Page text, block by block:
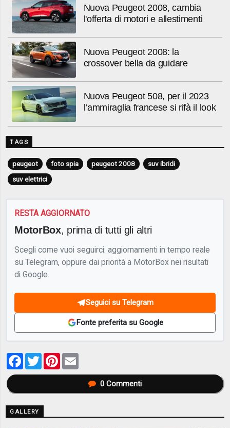
Nuova Peugeot 2008, cambia
l'offerta di motori e allestimenti
Nuova Peugeot 2008: la
crossover bella da guidare
Nuova Peugeot 508, per il 2023
l’ammiraglia francese si rifà il look
TAGS
peugeot foto spia peugeot 2008
suv ibridi
suv elettrici
RESTA AGGIORNATO
MotorBox, prima di tutti gli altri
Scegli come vuoi seguirci: aggiornamenti in tempo reale
su Telegram, oppure dai priorità a MotorBox nei risultati
di Google.
Seguici su Telegram
Fonte preferita su Google
Facebook
TwitterPinterest
0Commenti
GALLERY